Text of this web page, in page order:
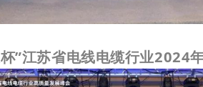
”江苏省电线电缆行业2024